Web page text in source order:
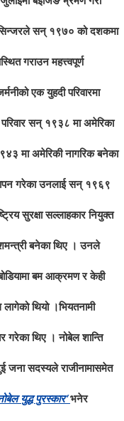
सन् १९७० को दशकमा
गराउन महत्त्वपूर्ण
एक युहदी परिवारमा
सन् १९३८ मा अमेरिका
मा अमेरिकी नागरिक बनेका
गरेका उनलाई सन् १९६९
सुरक्षा सल्लाहकार नियुक्त
बनेका थिए । उनले
बम आक्रमण र केही
थियो ।भियतनामी
गरेका थिए । नोबेल शान्ति
जना सदस्यले राजीनामासमेत
युद्ध पुरस्कार’भनेर